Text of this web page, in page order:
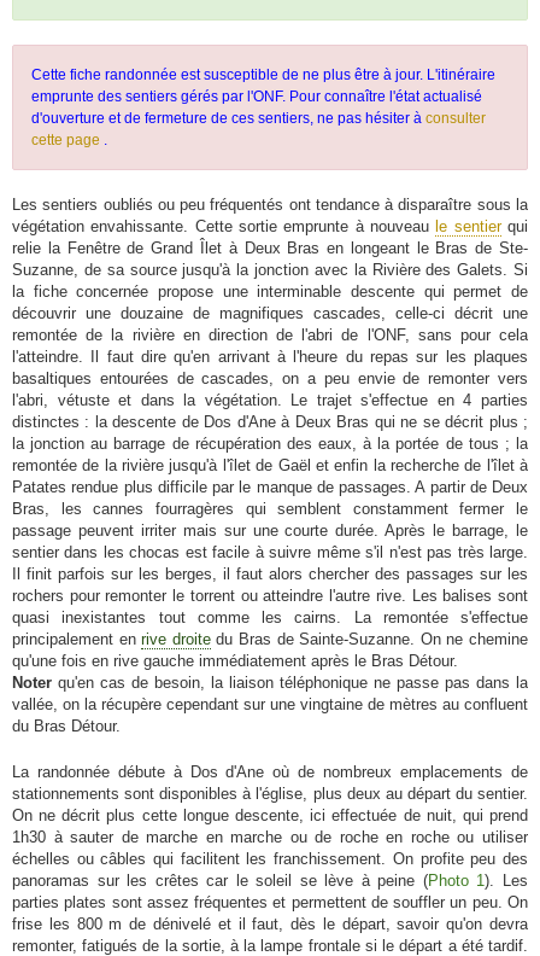
Cette fiche randonnée est susceptible de ne plus être à jour. L'itinéraire
emprunte des sentiers gérés par l'ONF. Pour connaître l'état actualisé
d'ouverture et de fermeture de ces sentiers, ne pas hésiter à consulter
cette page
Les sentiers oubliés ou peu fréquentés ont tendance à disparaître sous la
végétation envahissante. Cette sortie emprunte à nouveaule sentierqui
relie la Fenêtre de Grand Îlet à Deux Bras en longeant le Bras de Ste-
Suzanne, de sa source jusqu'à la jonction avec la Rivière des Galets. Si
la fiche concernée propose une interminable descente qui permet de
découvrir une douzaine de magnifiques cascades, celle-ci décrit une
remontée de la rivière en direction de l'abri de l'ONF, sans pour cela
l'atteindre. Il faut dire qu'en arrivant à l'heure du repas sur les plaques
basaltiques entourées de cascades, on a peu envie de remonter vers
l'abri, vétuste et dans la végétation. Le trajet s'effectue en 4 parties
distinctes : la descente de Dos d'Ane à Deux Bras qui ne se décrit plus ;
la jonction au barrage de récupération des eaux, à la portée de tous ; la
remontée de la rivière jusqu'à l'îlet de Gaël et enfin la recherche de l'îlet à
Patates rendue plus difficile par le manque de passages. A partir de Deux
Bras, les cannes fourragères qui semblent constamment fermer le
passage peuvent irriter mais sur une courte durée. Après le barrage, le
sentier dans les chocas est facile à suivre même s'il n'est pas très large.
Il finit parfois sur les berges, il faut alors chercher des passages sur les
rochers pour remonter le torrent ou atteindre l'autre rive. Les balises sont
quasi inexistantes tout comme les cairns. La remontée s'effectue
principalement enrive droitedu Bras de Sainte-Suzanne. On ne chemine
qu'une fois en rive gauche immédiatement après le Bras Détour.
Noter qu'en cas de besoin, la liaison téléphonique ne passe pas dans la
vallée, on la récupère cependant sur une vingtaine de mètres au confluent
du Bras Détour.
La randonnée débute à Dos d'Ane où de nombreux emplacements de
stationnements sont disponibles à l'église, plus deux au départ du sentier.
On ne décrit plus cette longue descente, ici effectuée de nuit, qui prend
1h30 à sauter de marche en marche ou de roche en roche ou utiliser
échelles ou câbles qui facilitent les franchissement. On profite peu des
panoramas sur les crêtes car le soleil se lève à peine (Photo 1). Les
parties plates sont assez fréquentes et permettent de souffler un peu. On
frise les 800 m de dénivelé et il faut, dès le départ, savoir qu'on devra
remonter, fatigués de la sortie, à la lampe frontale si le départ a été tardif.